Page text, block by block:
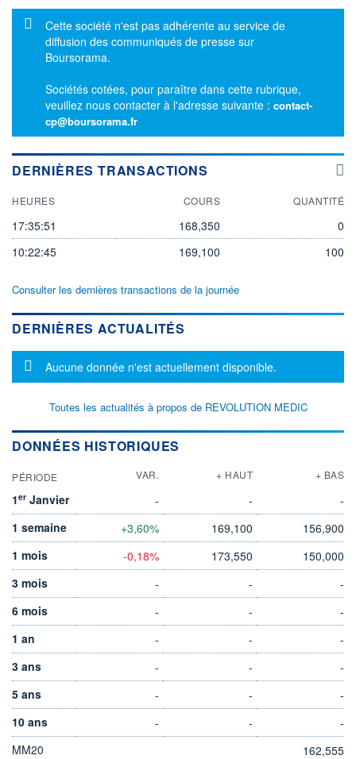
Message d'information
Cette société n'est pas adhérente au service de
diffusion des communiqués de presse sur
Boursorama.
Sociétés cotées, pour paraître dans cette rubrique,
veuillez nous contacter à l'adresse suivante : contact-
cp@boursorama.fr
DERNIÈRES TRANSACTIONS
HEURES COURS QUANTITÉ
17:35:51 168,350
0
10:22:45
169,100 100
Consulter les dernières transactions de la journée
DERNIÈRES ACTUALITÉS
Message d'information
Aucune donnée n'est actuellement disponible.
Toutes les actualités à propos de REVOLUTION MEDIC
DONNÉES HISTORIQUES
PÉRIODE VAR. + HAUT + BAS
1er Janvier - -
-
1 semaine
+3,60% 169,100
156,900
1 mois
-0,18% 173,550
150,000
3 mois
- -
-
6 mois
- -
-
1 an
- -
-
3 ans
- -
-
5 ans
- -
-
10 ans
- -
-
MM20
162,555